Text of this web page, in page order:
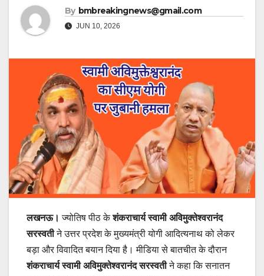
By bmbreakingnews@gmail.com
JUN 10, 2026
लखनऊ। ज्योतिष पीठ केशंकराचार्य स्वामी अविमुक्तेश्वरानंद
सरस्वतीने उत्तर प्रदेश के मुख्यमंत्री योगी आदित्यनाथ को लेकर
बड़ा और विवादित बयान दिया है। मीडिया से बातचीत के दौरान
शंकराचार्य स्वामी अविमुक्तेश्वरानंद सरस्वतीने कहा कि सनातन